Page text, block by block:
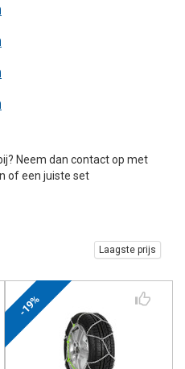
Neem dan contact op met
of een juiste set
Laagste prijs
-19%